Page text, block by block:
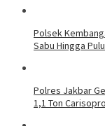
Polsek
Sabu Hingga
Polres Jakbar
1,1 Ton